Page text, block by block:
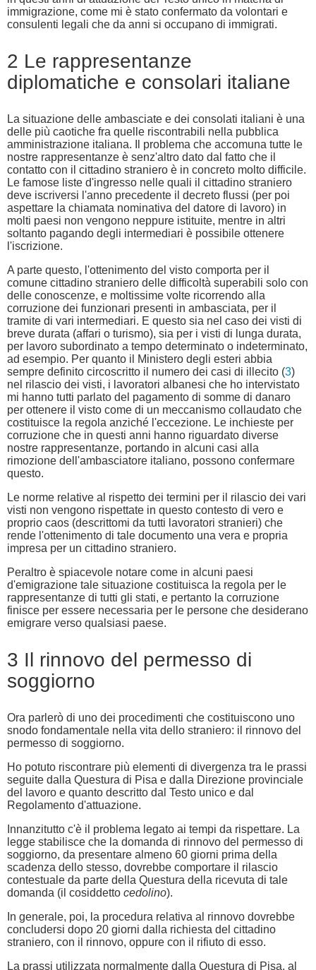
immigrazione, come mi è stato confermato da volontari e
consulenti legali che da anni si occupano di immigrati.
2 Le rappresentanze
diplomatiche e consolari italiane
La situazione delle ambasciate e dei consolati italiani è una
delle più caotiche fra quelle riscontrabili nella pubblica
amministrazione italiana. Il problema che accomuna tutte le
nostre rappresentanze è senz'altro dato dal fatto che il
contatto con il cittadino straniero è in concreto molto difficile.
Le famose liste d'ingresso nelle quali il cittadino straniero
deve iscriversi l'anno precedente il decreto flussi (per poi
aspettare la chiamata nominativa del datore di lavoro) in
molti paesi non vengono neppure istituite, mentre in altri
soltanto pagando degli intermediari è possibile ottenere
l'iscrizione.
A parte questo, l'ottenimento del visto comporta per il
comune cittadino straniero delle difficoltà superabili solo con
delle conoscenze, e moltissime volte ricorrendo alla
corruzione dei funzionari presenti in ambasciata, per il
tramite di vari intermediari. E questo sia nel caso dei visti di
breve durata (affari o turismo), sia per i visti di lunga durata,
per lavoro subordinato a tempo determinato o indeterminato,
ad esempio. Per quanto il Ministero degli esteri abbia
sempre definito circoscritto il numero dei casi di illecito (3)
nel rilascio dei visti, i lavoratori albanesi che ho intervistato
mi hanno tutti parlato del pagamento di somme di danaro
per ottenere il visto come di un meccanismo collaudato che
costituisce la regola anziché l'eccezione. Le inchieste per
corruzione che in questi anni hanno riguardato diverse
nostre rappresentanze, portando in alcuni casi alla
rimozione dell'ambasciatore italiano, possono confermare
questo.
Le norme relative al rispetto dei termini per il rilascio dei vari
visti non vengono rispettate in questo contesto di vero e
proprio caos (descrittomi da tutti lavoratori stranieri) che
rende l'ottenimento di tale documento una vera e propria
impresa per un cittadino straniero.
Peraltro è spiacevole notare come in alcuni paesi
d'emigrazione tale situazione costituisca la regola per le
rappresentanze di tutti gli stati, e pertanto la corruzione
finisce per essere necessaria per le persone che desiderano
emigrare verso qualsiasi paese.
3 Il rinnovo del permesso di
soggiorno
Ora parlerò di uno dei procedimenti che costituiscono uno
snodo fondamentale nella vita dello straniero: il rinnovo del
permesso di soggiorno.
Ho potuto riscontrare più elementi di divergenza tra le prassi
seguite dalla Questura di Pisa e dalla Direzione provinciale
del lavoro e quanto descritto dal Testo unico e dal
Regolamento d'attuazione.
Innanzitutto c'è il problema legato ai tempi da rispettare. La
legge stabilisce che la domanda di rinnovo del permesso di
soggiorno, da presentare almeno 60 giorni prima della
scadenza dello stesso, dovrebbe comportare il rilascio
contestuale da parte della Questura della ricevuta di tale
domanda (il cosiddetto cedolino).
In generale, poi, la procedura relativa al rinnovo dovrebbe
concludersi dopo 20 giorni dalla richiesta del cittadino
straniero, con il rinnovo, oppure con il rifiuto di esso.
La prassi utilizzata normalmente dalla Questura di Pisa, al